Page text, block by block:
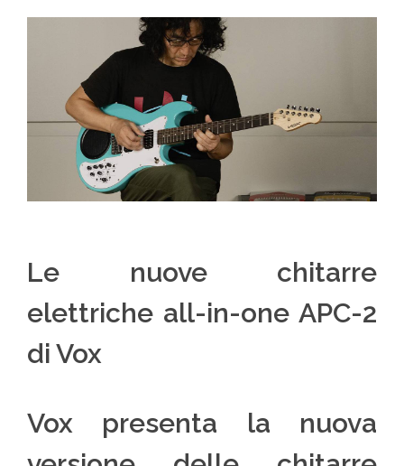
Le nuove chitarre
elettriche all-in-one APC-2
di Vox
Vox presenta la nuova